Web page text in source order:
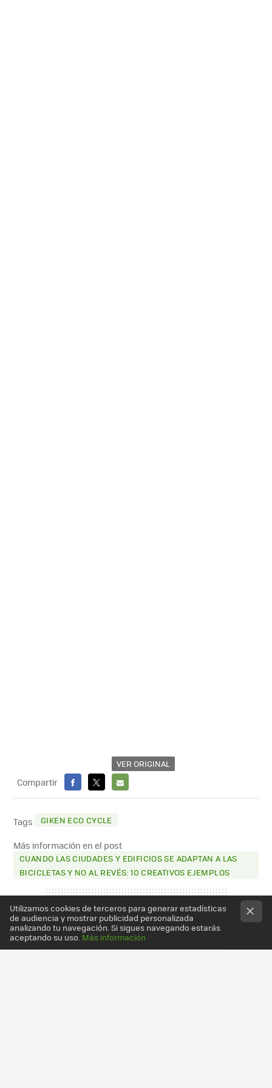
VER ORIGINAL
Compartir
FACEBOOK
X
E-
Tags GIKEN ECO CYCLE
Más información en el post
CUANDO LAS CIUDADES Y EDIFICIOS SE ADAPTAN A LAS
BICICLETAS Y NO AL REVÉS: 10 CREATIVOS EJEMPLOS
Utilizamos cookies de terceros para generar estadísticas
de audiencia y mostrar publicidad personalizada
analizando tu navegación. Si sigues navegando estarás
aceptando su uso. Más información